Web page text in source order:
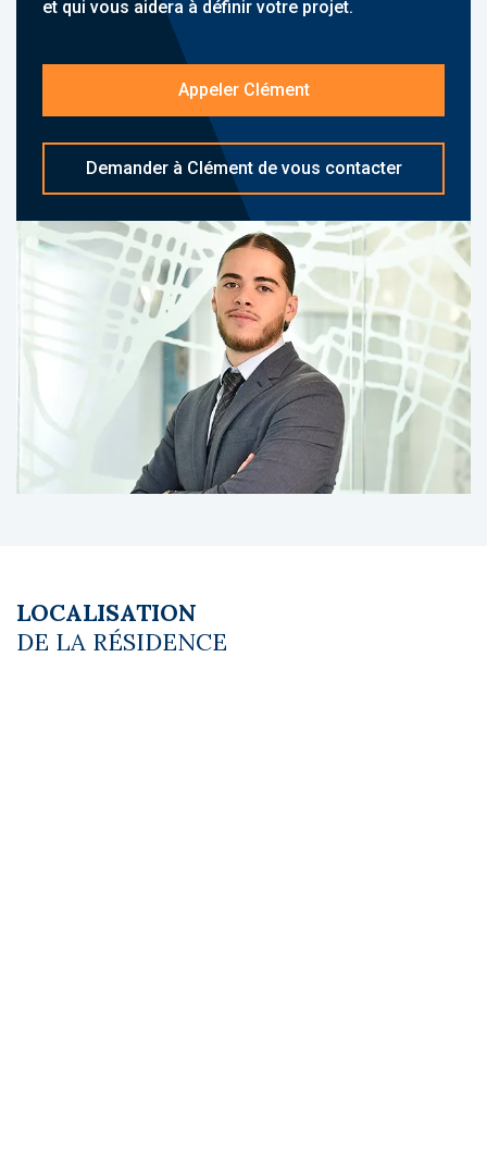
L'établissement propose un ensemble de
services globaux : restauration préparée sur
blanchisserie, salon de coiffure / esthétique,
Wi-Fi, jardin et terrasse, parking visiteurs. Il
dispose de 66 chambres en capacité
(copropriété non précisée).
A propos du gestionnaire occupant :
Domusvi est un acteur reconnu en France
dans le secteur médico-social avec plus de
300 résidences en exploitation (EHPAD et
résidences seniors). groupe expérimenté
dans la qualité des soins et la stabilité de ses
exploitations.
Les diagnostics sont en cours de réalisation.
Le coin du LMNP - Clément Courant agent
Copropriété. Pas de procédure en cours.
Honoraires à la charge du vendeur
et qui vous aidera à définir votre projet.
Appeler Clément
Demander à Clément de vous contacter
LOCALISATION
DE LA RÉSIDENCE